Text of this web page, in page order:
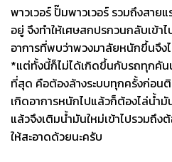
พาวเวอร์ ปั๊มพาวเวอร์ รวมถึงสา
อยู่ จึงทำให้เศษสกปรกวนกลับเข้าไ
อาการที่พบว่าพวงมาลัยหนักขึ้นจึง
*แต่ทั้งนี้ก็ไม่ได้เกิดขึ้นกับรถทุกคัน
ที่สุด คือต้องล้างระบบทุกครั้งก่อน
เกิดอาการหนักไปแล้วก็ต้องไล่น้ำมั
แล้วจึงเติมน้ำมันใหม่เข้าไปรวมถึง
ให้สะอาดด้วยนะครับ